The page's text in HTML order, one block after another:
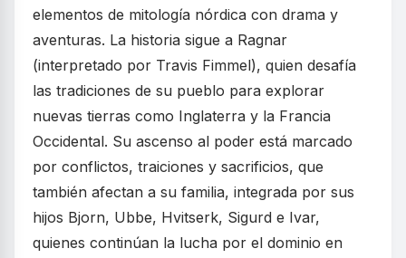
elementos de mitología nórdica con drama y
aventuras. La historia sigue a Ragnar
(interpretado por Travis Fimmel), quien desafía
las tradiciones de su pueblo para explorar
nuevas tierras como Inglaterra y la Francia
Occidental. Su ascenso al poder está marcado
por conflictos, traiciones y sacrificios, que
también afectan a su familia, integrada por sus
hijos Bjorn, Ubbe, Hvitserk, Sigurd e Ivar,
quienes continúan la lucha por el dominio en